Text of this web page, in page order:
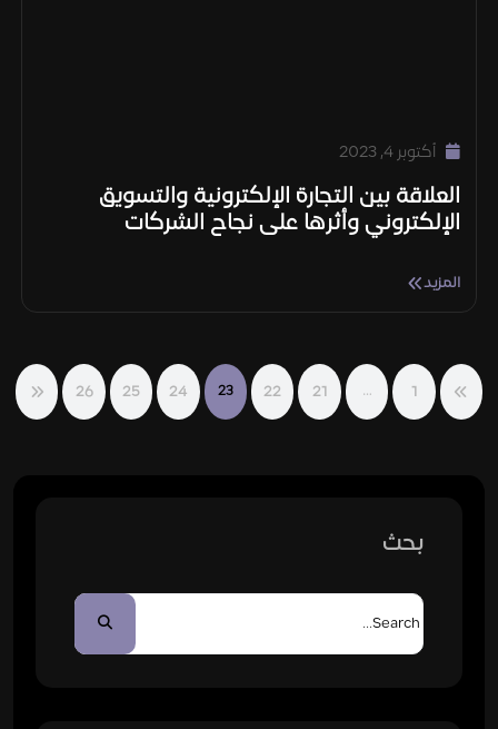
أكتوبر 4, 2023
العلاقة بين التجارة الإلكترونية والتسويق
الإلكتروني وأثرها على نجاح الشركات
المزيد
1
…
21
22
23
24
25
26
بحث